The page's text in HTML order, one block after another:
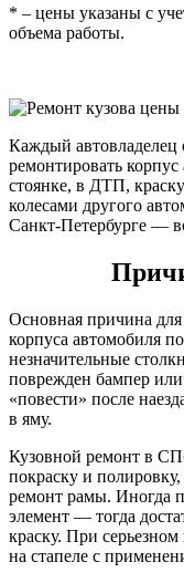
* – цены указаны с
объема работы.
Каждый автовладелец
ремонтировать
стоянке, в ДТП,
колесами другого
Санкт-Петербурге —
Основная причина
корпуса автомобиля
незначительные
поврежден бампер
«повести» после
в яму.
Кузовной ремонт в
покраску и
ремонт рамы. Иногда
элемент — тогда
краску. При
на стапеле с